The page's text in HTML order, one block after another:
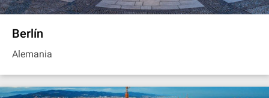
Berlín
Alemania